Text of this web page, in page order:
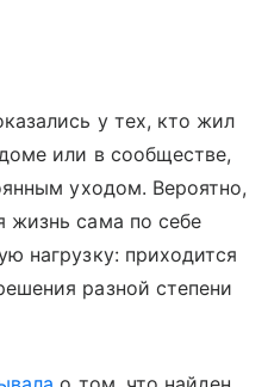
у тех, кто жил
или в сообществе,
уходом. Вероятно,
жизнь сама по себе
нагрузку: приходится
разной степени